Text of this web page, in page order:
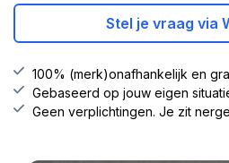
Stel je vraag via
100% (merk)onafhankelijk en
Gebaseerd op jouw eigen
Geen verplichtingen. Je zit